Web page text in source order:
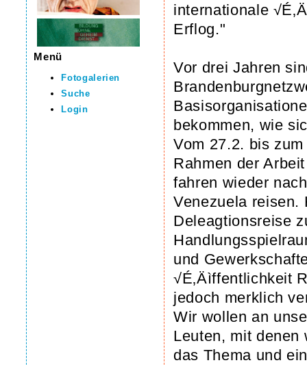
Menü
Fotogalerien
Suche
Login
internationale
Erflog."
Vor drei Jahren
bekommen, wie
Vom 27.2. bis
Rahmen der
fahren wieder
Venezuela reisen.
Deleagtionsreise
und
√É‚Äìffentlichkeit
jedoch merklich
Wir wollen an
Leuten, mit denen
das Thema und